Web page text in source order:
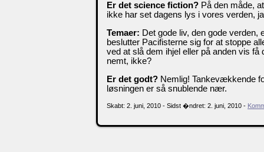
Er det science fiction? På den måde,
ikke har set dagens lys i vores verden,
Temaer: Det gode liv, den gode
beslutter Pacifisterne sig for at stoppe
ved at slå dem ihjel eller på anden vis
nemt, ikke?
Er det godt? Nemlig! Tankevækkende
løsningen er så snublende nær.
Skabt: 2. juni, 2010 - Sidst �ndret: 2. juni, 2010 -